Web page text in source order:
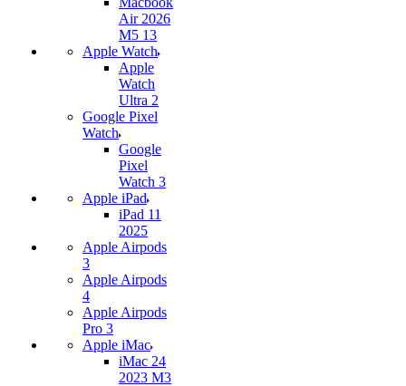
Air 2026
M5 13
Apple Watch
Apple
Watch
Ultra 2
Google Pixel
Watch
Google
Pixel
Watch 3
Apple iPad
iPad 11
2025
Apple Airpods
3
Apple Airpods
4
Apple Airpods
Pro 3
Apple iMac
iMac 24
2023 M3